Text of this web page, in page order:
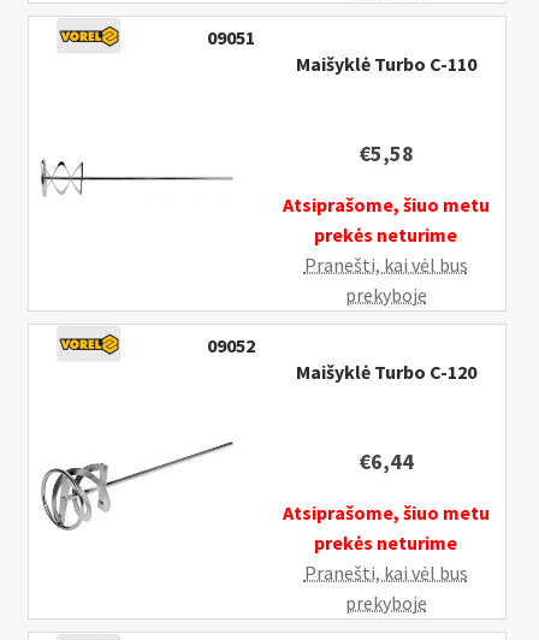
09051
Maišyklė Turbo C-110
€5,58
Atsiprašome, šiuo metu
prekės neturime
Pranešti, kai vėl bus
prekyboje
09052
Maišyklė Turbo C-120
€6,44
Atsiprašome, šiuo metu
prekės neturime
Pranešti, kai vėl bus
prekyboje